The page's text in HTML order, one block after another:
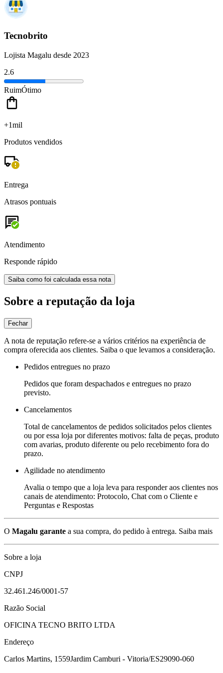
Tecnobrito
Lojista Magalu desde 2023
2.6
RuimÓtimo
+1mil
Produtos vendidos
Entrega
Atrasos pontuais
Atendimento
Responde rápido
Saiba como foi calculada essa nota
Sobre a reputação da loja
Fechar
A nota de reputação refere-se a vários critérios na experiência de
compra oferecida aos clientes. Saiba o que levamos a consideração.
Pedidos entregues no prazo
Pedidos que foram despachados e entregues no prazo
previsto.
Cancelamentos
Total de cancelamentos de pedidos solicitados pelos clientes
ou por essa loja por diferentes motivos: falta de peças, produto
com avarias, produto diferente ou pelo recebimento fora do
prazo.
Agilidade no atendimento
Avalia o tempo que a loja leva para responder aos clientes nos
canais de atendimento: Protocolo, Chat com o Cliente e
Perguntas e Respostas
O Magalu garante a sua compra, do pedido à entrega. Saiba mais
Sobre a loja
CNPJ
32.461.246/0001-57
Razão Social
OFICINA TECNO BRITO LTDA
Endereço
Carlos Martins, 1559Jardim Camburi - Vitoria/ES29090-060